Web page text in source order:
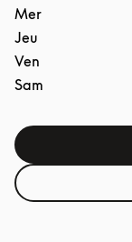
Mer
Jeu
Ven
Sam